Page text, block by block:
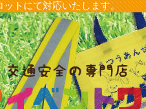
ットにて対応いたします。